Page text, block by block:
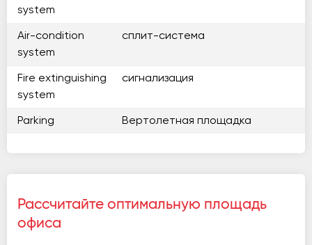
system
Air-condition
system
сплит-система
Fire extinguishing
system
сигнализация
Parking Вертолетная площадка
Рассчитайте оптимальную площадь
офиса